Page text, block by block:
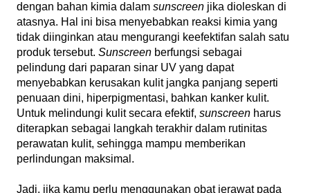
dengan bahan kimia dalam sunscreen jika dioleskan di
atasnya. Hal ini bisa menyebabkan reaksi kimia yang
tidak diinginkan atau mengurangi keefektifan salah satu
produk tersebut. Sunscreen berfungsi sebagai
pelindung dari paparan sinar UV yang dapat
menyebabkan kerusakan kulit jangka panjang seperti
penuaan dini, hiperpigmentasi, bahkan kanker kulit.
Untuk melindungi kulit secara efektif, sunscreen harus
diterapkan sebagai langkah terakhir dalam rutinitas
perawatan kulit, sehingga mampu memberikan
perlindungan maksimal.
Jadi, jika kamu perlu menggunakan obat jerawat pada